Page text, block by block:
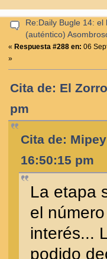
Re:Daily Bugle 14:
(auténtico)
«Respuesta #288 en: 06
»
Cita de: El
pm
Cita de:
16:50:15 pm
La etapa
el
interés...
podido